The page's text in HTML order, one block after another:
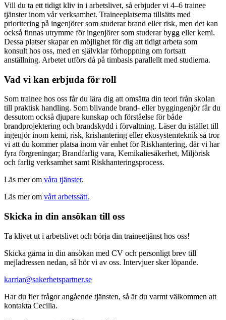
Vill du ta ett tidigt kliv in i arbetslivet, så erbjuder vi 4–6 trainee
tjänster inom vår verksamhet. Traineeplatserna tillsätts med
prioritering på ingenjörer som studerar brand eller risk, men det kan
också finnas utrymme för ingenjörer som studerar bygg eller kemi.
Dessa platser skapar en möjlighet för dig att tidigt arbeta som
konsult hos oss, med en självklar förhoppning om fortsatt
anställning. Arbetet utförs då på timbasis parallellt med studierna.
Vad vi kan erbjuda för roll
Som trainee hos oss får du lära dig att omsätta din teori från skolan
till praktisk handling. Som blivande brand- eller byggingenjör får du
dessutom också djupare kunskap och förståelse för både
brandprojektering och brandskydd i förvaltning. Läser du istället till
ingenjör inom kemi, risk, krishantering eller ekosystemteknik så tror
vi att du kommer platsa inom vår enhet för Riskhantering, där vi har
fyra förgreningar; Brandfarlig vara, Kemikaliesäkerhet, Miljörisk
och farlig verksamhet samt Riskhanteringsprocess.
Läs mer om våra tjänster.
Läs mer om vårt arbetssätt.
Skicka in din ansökan till oss
Ta klivet ut i arbetslivet och börja din traineetjänst hos oss!
Skicka gärna in din ansökan med CV och personligt brev till
mejladressen nedan, så hör vi av oss. Intervjuer sker löpande.
karriar@sakerhetspartner.se
Har du fler frågor angående tjänsten, så är du varmt välkommen att
kontakta Cecilia.